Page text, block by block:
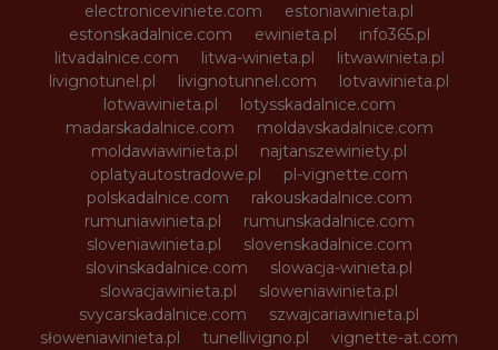
electroniceviniete.com
estoniawinieta.pl
estonskadalnice.com
ewinieta.pl
info365.pl
litvadalnice.com
litwa-winieta.pl
litwawinieta.pl
livignotunel.pl
livignotunnel.com
lotvawinieta.pl
lotwawinieta.pl
lotysskadalnice.com
madarskadalnice.com
moldavskadalnice.com
moldawiawinieta.pl
najtanszewiniety.pl
oplatyautostradowe.pl
pl-vignette.com
polskadalnice.com
rakouskadalnice.com
rumuniawinieta.pl
rumunskadalnice.com
sloveniawinieta.pl
slovenskadalnice.com
slovinskadalnice.com
slowacja-winieta.pl
slowacjawinieta.pl
sloweniawinieta.pl
svycarskadalnice.com
szwajcariawinieta.pl
słoweniawinieta.pl
tunellivigno.pl
vignette-at.com